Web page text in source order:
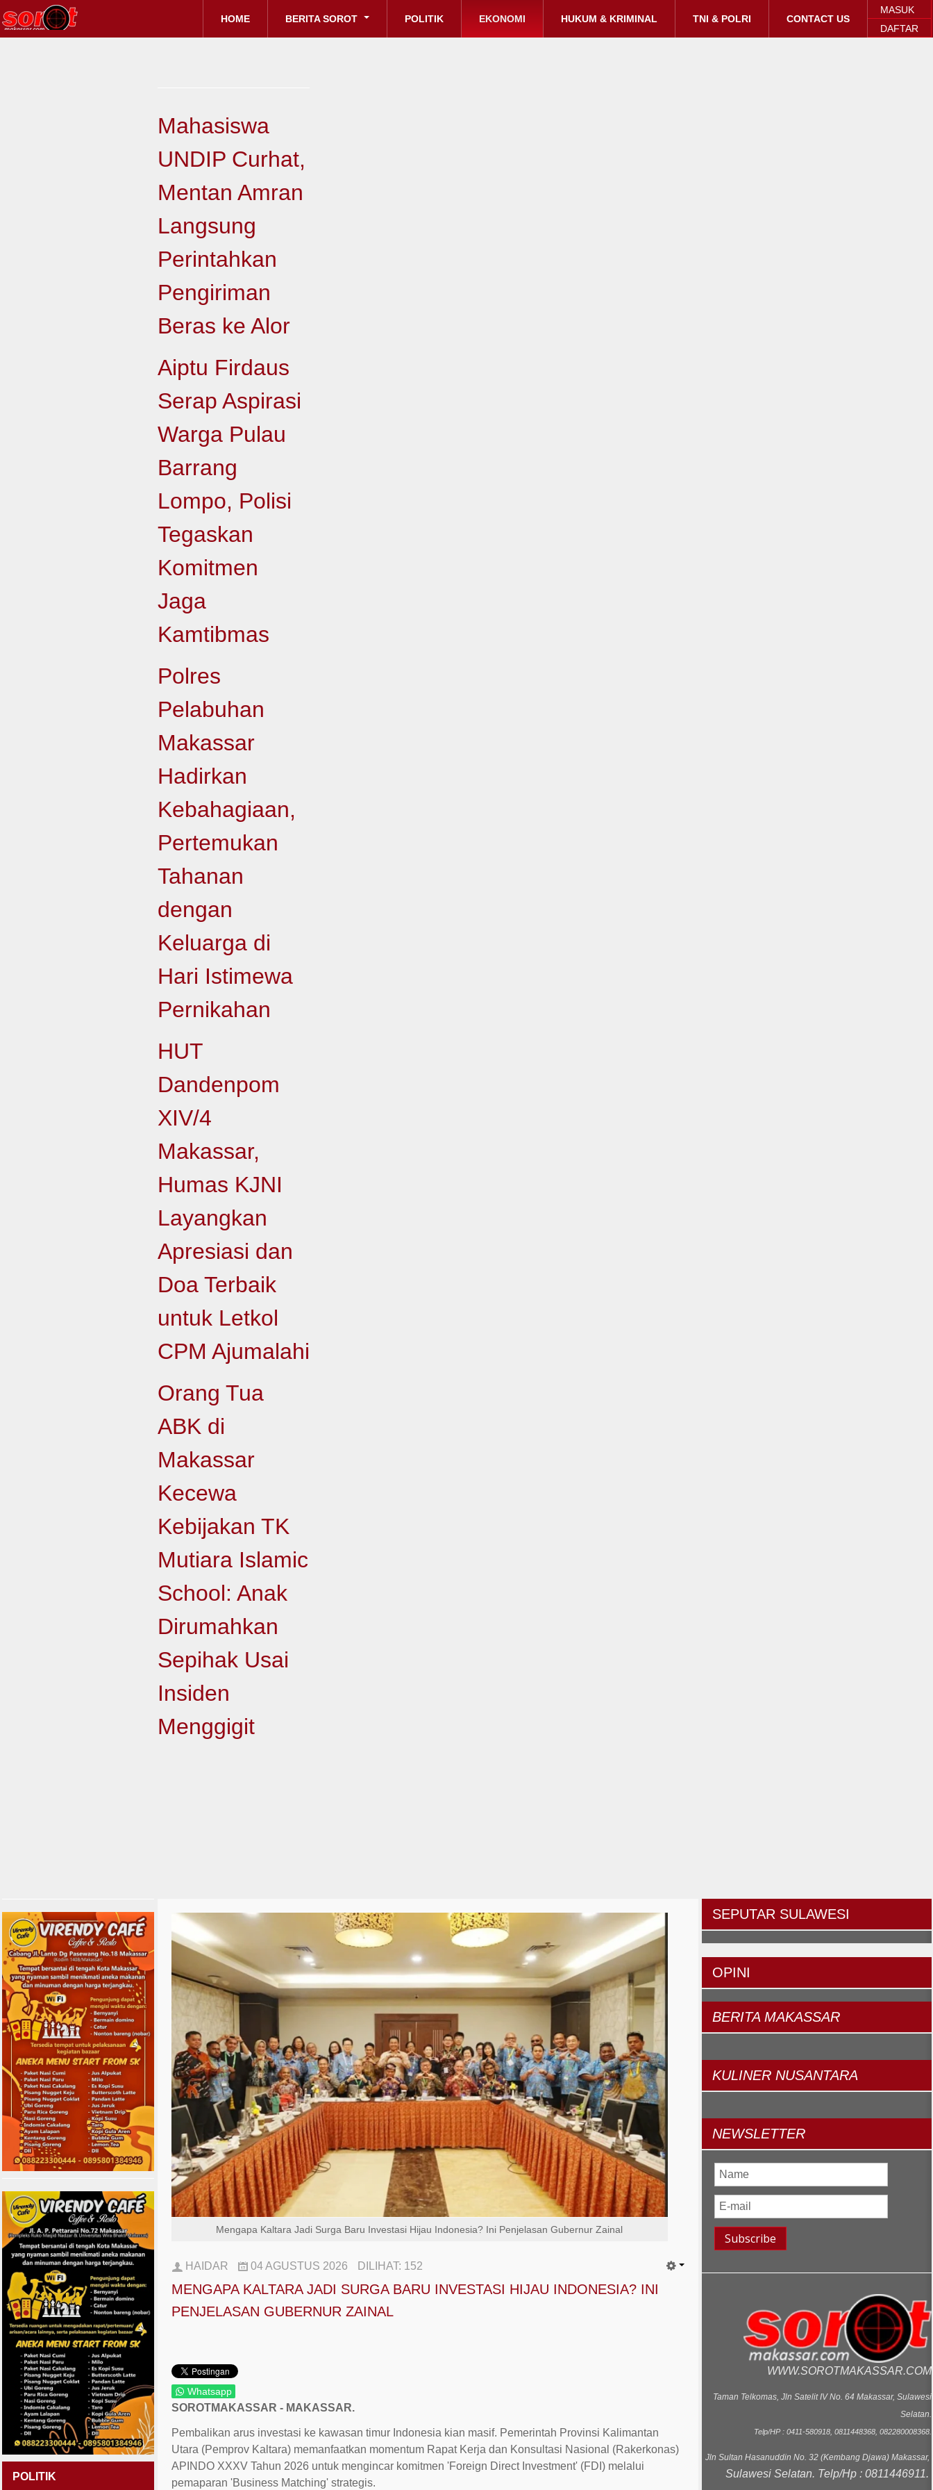
MASUK
DAFTAR
HOME BERITA SOROT POLITIK EKONOMI HUKUM & KRIMINAL TNI & POLRI CONTACT US
Mahasiswa
UNDIP Curhat,
Mentan Amran
Langsung
Perintahkan
Pengiriman
Beras ke Alor
Aiptu Firdaus
Serap Aspirasi
Warga Pulau
Barrang
Lompo, Polisi
Tegaskan
Komitmen
Jaga
Kamtibmas
Polres
Pelabuhan
Makassar
Hadirkan
Kebahagiaan,
Pertemukan
Tahanan
dengan
Keluarga di
Hari Istimewa
Pernikahan
HUT
Dandenpom
XIV/4
Makassar,
Humas KJNI
Layangkan
Apresiasi dan
Doa Terbaik
untuk Letkol
CPM Ajumalahi
Orang Tua
ABK di
Makassar
Kecewa
Kebijakan TK
Mutiara Islamic
School: Anak
Dirumahkan
Sepihak Usai
Insiden
Menggigit
Mengapa Kaltara Jadi Surga Baru Investasi Hijau Indonesia? Ini Penjelasan Gubernur Zainal
HAIDAR 04 AGUSTUS 2026 DILIHAT: 152
MENGAPA KALTARA JADI SURGA BARU INVESTASI HIJAU INDONESIA? INI
PENJELASAN GUBERNUR ZAINAL
Whatsapp
SOROTMAKASSAR - MAKASSAR.
Pembalikan arus investasi ke kawasan timur Indonesia kian masif. Pemerintah Provinsi Kalimantan
Utara (Pemprov Kaltara) memanfaatkan momentum Rapat Kerja dan Konsultasi Nasional (Rakerkonas)
APINDO XXXV Tahun 2026 untuk mengincar komitmen 'Foreign Direct Investment' (FDI) melalui
pemaparan 'Business Matching' strategis.
POLITIK
SEPUTAR SULAWESI
OPINI
BERITAMAKASSAR
KULINERNUSANTARA
NEWSLETTER
WWW.SOROTMAKASSAR.COM
Taman Telkomas, Jln Satelit IV No. 64 Makassar, Sulawesi
Selatan.
Telp/HP : 0411-580918, 0811448368, 082280008368.
Jln Sultan Hasanuddin No. 32 (Kembang Djawa) Makassar,
Sulawesi Selatan. Telp/Hp : 0811446911.